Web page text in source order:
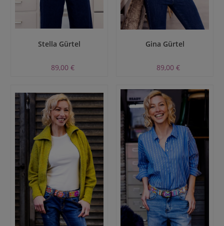
Stella Gürtel
89,00 €
Gina Gürtel
89,00 €